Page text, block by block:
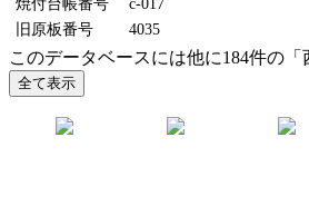
焼付台帳番号
c-017
旧原板番号
4035
このデータベースには他に184件の